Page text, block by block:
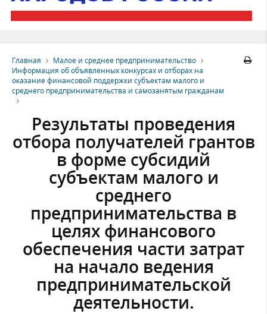
Главная
Малое и среднее предпринимательство
Информация об объявленных конкурсах и отборах на
оказание финансовой поддержки субъектам малого и
среднего предпринимательства и самозанятым гражданам
Результаты проведения
отбора получателей грантов
в форме субсидий
субъектам малого и
среднего
предпринимательства в
целях финансового
обеспечения части затрат
на начало ведения
предпринимательской
деятельности.